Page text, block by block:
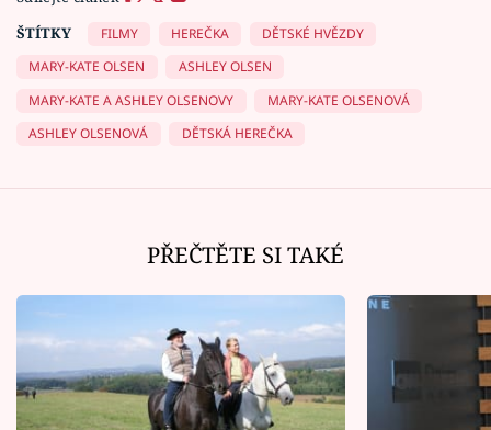
ŠTÍTKY
FILMY HEREČKA
DĚTSKÉ HVĚZDY
MARY-KATE OLSEN
ASHLEY OLSEN
MARY-KATE A ASHLEY OLSENOVY
MARY-KATE OLSENOVÁ
ASHLEY OLSENOVÁ
DĚTSKÁ HEREČKA
PŘEČTĚTE SI TAKÉ